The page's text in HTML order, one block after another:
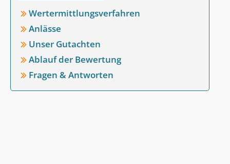
Wertermittlungsverfahren
Anlässe
Unser Gutachten
Ablauf der Bewertung
Fragen & Antworten